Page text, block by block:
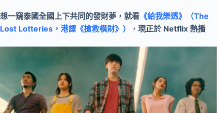
想一窺泰國全國上下共同的發財夢，就看 《給我樂透》（The
Lost Lotteries，港譯《搶救橫財》）
， 現正於 Netflix 熱播